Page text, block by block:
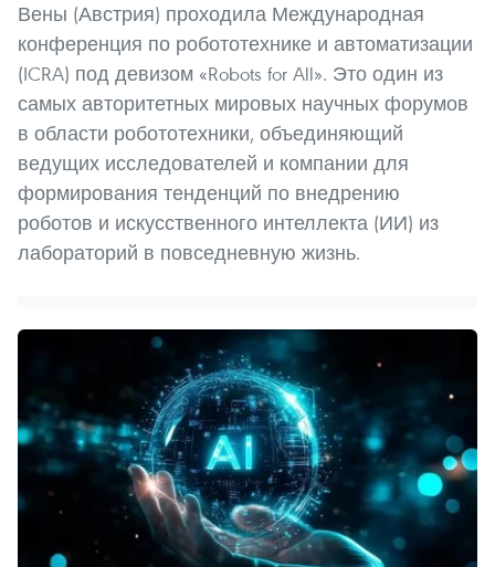
Вены (Австрия) проходила Международная
конференция по робототехнике и автоматизации
(ICRA) под девизом «Robots for All». Это один из
самых авторитетных мировых научных форумов
в области робототехники, объединяющий
ведущих исследователей и компании для
формирования тенденций по внедрению
роботов и искусственного интеллекта (ИИ) из
лабораторий в повседневную жизнь.